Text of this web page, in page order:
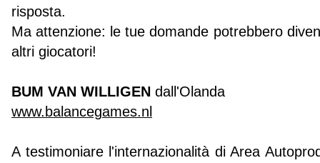
risposta.
Ma attenzione: le tue domande potrebbero
altri giocatori!
BUM VAN WILLIGEN dall'Olanda
www.balancegames.nl
A testimoniare l'internazionalità di Area